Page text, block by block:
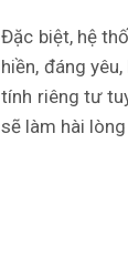
Đặc biệt, hệ
hiền, đáng
tính riêng tư
sẽ làm hài